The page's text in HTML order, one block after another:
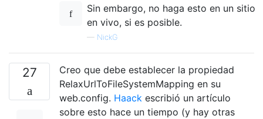
Sin embargo, no haga esto en un sitio
en vivo, si es posible.
— NickG
27
Creo que debe establecer la propiedad
RelaxUrlToFileSystemMapping en su
web.config. Haack escribió un artículo
sobre esto hace un tiempo (y hay otras